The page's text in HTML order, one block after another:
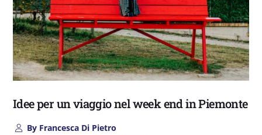
Idee per un viaggio nel week end in Piemonte
ByFrancesca Di Pietro